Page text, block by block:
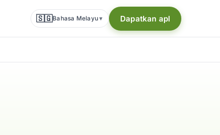
🇸🇬Bahasa Melayu▾ Dapatkan apl